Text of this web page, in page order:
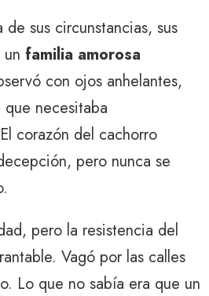
sus circunstancias, sus
familia amorosa
con ojos anhelantes,
necesitaba
corazón del cachorro
pero nunca se
pero la resistencia del
Vagó por las calles
Lo que no sabía era que un